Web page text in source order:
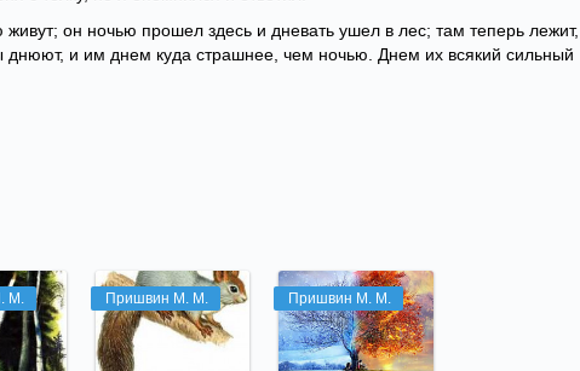
он ночью прошел здесь и дневать ушел в лес; там теперь лежит,
днюют, и им днем куда страшнее, чем ночью. Днем их всякий сильный
М. Пришвин М. М. Пришвин М. М.